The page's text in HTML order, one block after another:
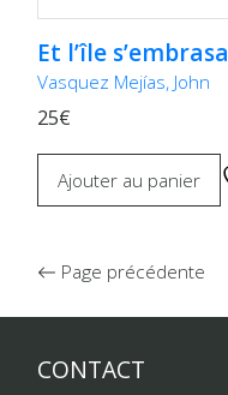
Et l’île s’embrasa
Vasquez Mejías, John
25€
Ajouter au panier
Page précédente
CONTACT